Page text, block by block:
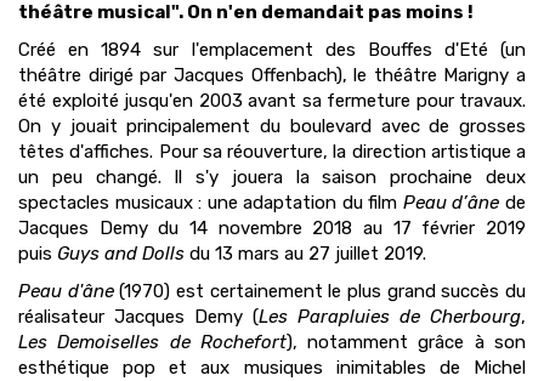
théâtre musical". On n'en demandait pas moins !
Créé en 1894 sur l'emplacement des Bouffes d'Eté (un
théâtre dirigé par Jacques Offenbach), le théâtre Marigny a
été exploité jusqu'en 2003 avant sa fermeture pour travaux.
On y jouait principalement du boulevard avec de grosses
têtes d'affiches. Pour sa réouverture, la direction artistique a
un peu changé. Il s'y jouera la saison prochaine deux
spectacles musicaux : une adaptation du film Peau d’âne de
Jacques Demy du 14 novembre 2018 au 17 février 2019
puis Guys and Dolls du 13 mars au 27 juillet 2019.
Peau d'âne(1970) est certainement le plus grand succès du
réalisateur Jacques Demy (Les Parapluies de Cherbourg,
Les Demoiselles de Rochefort), notamment grâce à son
esthétique pop et aux musiques inimitables de Michel